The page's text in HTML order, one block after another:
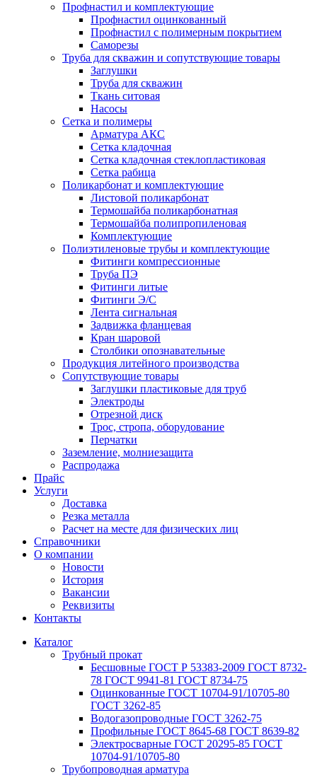
Профнастил и комплектующие
Профнастил оцинкованный
Профнастил с полимерным покрытием
Саморезы
Труба для скважин и сопутствующие товары
Заглушки
Труба для скважин
Ткань ситовая
Насосы
Сетка и полимеры
Арматура АКС
Сетка кладочная
Сетка кладочная стеклопластиковая
Сетка рабица
Поликарбонат и комплектующие
Листовой поликарбонат
Термошайба поликарбонатная
Термошайба полипропиленовая
Комплектующие
Полиэтиленовые трубы и комплектующие
Фитинги компрессионные
Труба ПЭ
Фитинги литые
Фитинги Э/С
Лента сигнальная
Задвижка фланцевая
Кран шаровой
Столбики опознавательные
Продукция литейного производства
Сопутствующие товары
Заглушки пластиковые для труб
Электроды
Отрезной диск
Трос, стропа, оборудование
Перчатки
Заземление, молниезащита
Распродажа
Прайс
Услуги
Доставка
Резка металла
Расчет на месте для физических лиц
Справочники
О компании
Новости
История
Вакансии
Реквизиты
Контакты
Каталог
Трубный прокат
Беcшовные ГОСТ Р 53383-2009 ГОСТ 8732-
78 ГОСТ 9941-81 ГОСТ 8734-75
Оцинкованные ГОСТ 10704-91/10705-80
ГОСТ 3262-85
Водогазопроводные ГОСТ 3262-75
Профильные ГОСТ 8645-68 ГОСТ 8639-82
Электросварные ГОСТ 20295-85 ГОСТ
10704-91/10705-80
Трубопроводная арматура